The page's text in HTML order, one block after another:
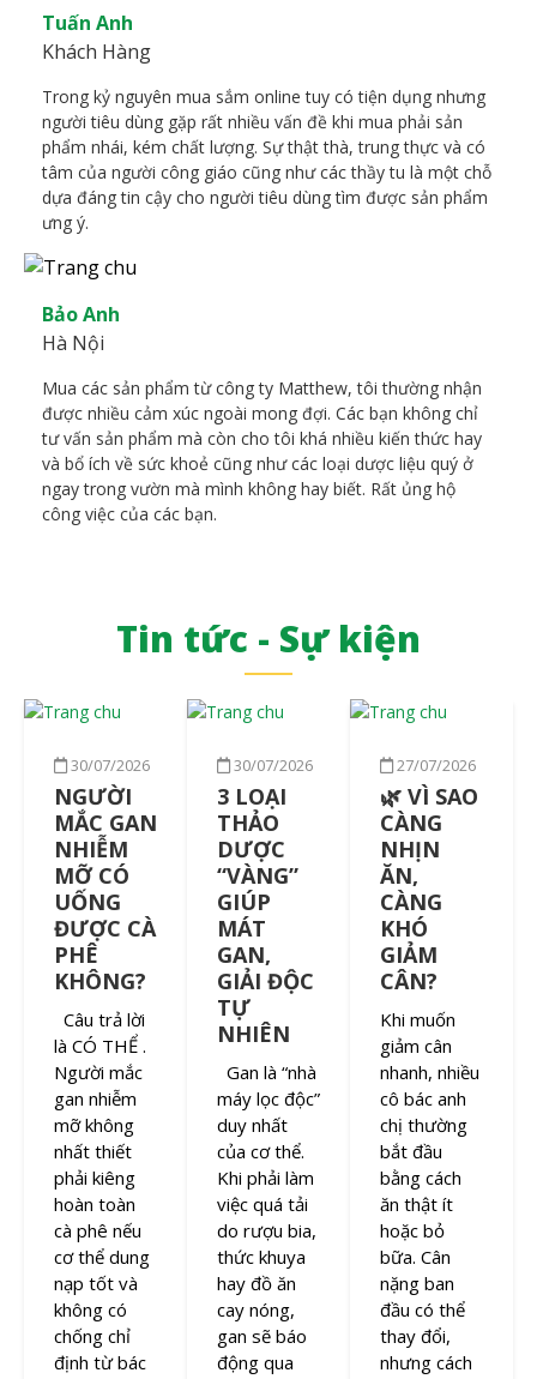
Tuấn Anh
Khách Hàng
Trong kỷ nguyên mua sắm online tuy có tiện dụng nhưng
người tiêu dùng gặp rất nhiều vấn đề khi mua phải sản
phẩm nhái, kém chất lượng. Sự thật thà, trung thực và có
tâm của người công giáo cũng như các thầy tu là một chỗ
dựa đáng tin cậy cho người tiêu dùng tìm được sản phẩm
ưng ý.
Bảo Anh
Hà Nội
Mua các sản phẩm từ công ty Matthew, tôi thường nhận
được nhiều cảm xúc ngoài mong đợi. Các bạn không chỉ
tư vấn sản phẩm mà còn cho tôi khá nhiều kiến thức hay
và bổ ích về sức khoẻ cũng như các loại dược liệu quý ở
ngay trong vườn mà mình không hay biết. Rất ủng hộ
công việc của các bạn.
Tin tức - Sự kiện
30/07/2026
NGƯỜI
MẮC GAN
NHIỄM
MỠ CÓ
UỐNG
ĐƯỢC CÀ
PHÊ
KHÔNG?
Câu trả lời
là CÓ THỂ .
Người mắc
gan nhiễm
mỡ không
nhất thiết
phải kiêng
hoàn toàn
cà phê nếu
cơ thể dung
nạp tốt và
không có
chống chỉ
định từ bác
30/07/2026
3 LOẠI
THẢO
DƯỢC
“VÀNG”
GIÚP
MÁT
GAN,
GIẢI ĐỘC
TỰ
NHIÊN
Gan là “nhà
máy lọc độc”
duy nhất
của cơ thể.
Khi phải làm
việc quá tải
do rượu bia,
thức khuya
hay đồ ăn
cay nóng,
gan sẽ báo
động qua
27/07/2026
🌿 VÌ SAO
CÀNG
NHỊN
ĂN,
CÀNG
KHÓ
GIẢM
CÂN?
Khi muốn
giảm cân
nhanh, nhiều
cô bác anh
chị thường
bắt đầu
bằng cách
ăn thật ít
hoặc bỏ
bữa. Cân
nặng ban
đầu có thể
thay đổi,
nhưng cách